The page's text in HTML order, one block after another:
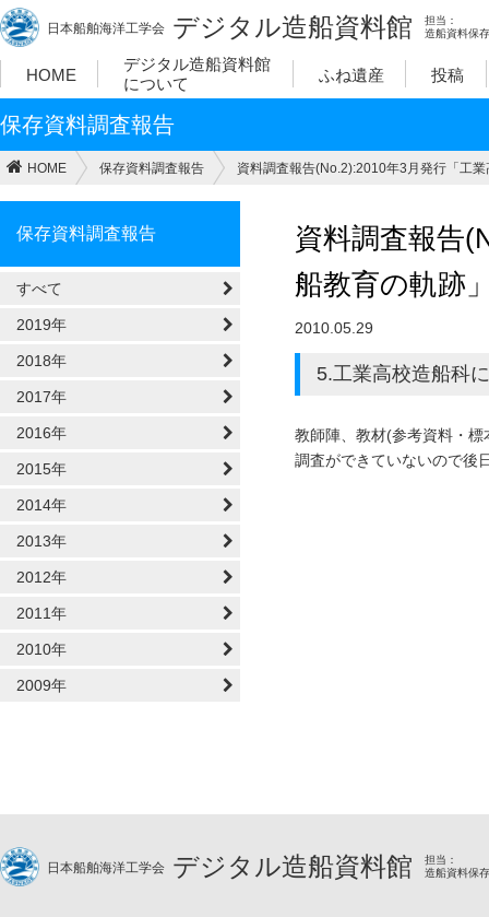
日本船舶海洋工学会 デジタル造船資料館
担当：
造船資料保
HOME
デジタル造船資料館
について
ふね遺産 投稿
保存資料調査報告
HOME 保存資料調査報告 資料調査報告(No.2):2010年3月発行「工
保存資料調査報告
すべて
2019年
2018年
2017年
2016年
2015年
2014年
2013年
2012年
2011年
2010年
2009年
資料調査報告
船教育の軌跡
2010.05.29
5.工業高校造船科
教師陣、教材(参考資料・
調査ができていないので後
日本船舶海洋工学会 デジタル造船資料館
担当：
造船資料保